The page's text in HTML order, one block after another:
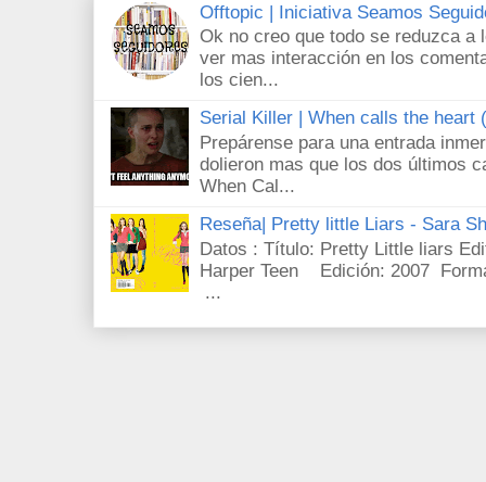
Offtopic | Iniciativa Seamos
Ok no creo que todo se reduzca a
ver mas interacción en los
los cien...
Serial Killer | When calls the heart
Prepárense para una entrada
dolieron mas que los dos últimos
When Cal...
Reseña| Pretty little Liars - Sara
Datos : Título: Pretty Little liars
Harper Teen Edición: 2007
...